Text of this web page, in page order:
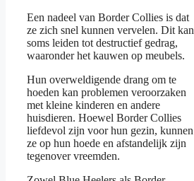
Een nadeel van Border Collies is dat
ze zich snel kunnen vervelen. Dit kan
soms leiden tot destructief gedrag,
waaronder het kauwen op meubels.
Hun overweldigende drang om te
hoeden kan problemen veroorzaken
met kleine kinderen en andere
huisdieren. Hoewel Border Collies
liefdevol zijn voor hun gezin, kunnen
ze op hun hoede en afstandelijk zijn
tegenover vreemden.